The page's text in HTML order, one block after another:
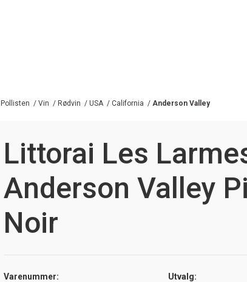
Pollisten / Vin / Rødvin / USA / California / Anderson Valley
Littorai Les
Anderson Valley
Noir
Varenummer:
Utvalg: